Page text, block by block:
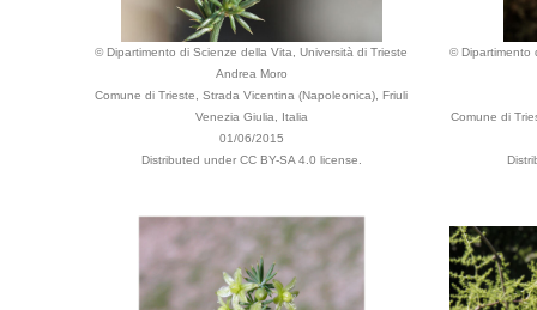
© Dipartimento di Scienze della Vita, Università di Trieste
Andrea Moro
Comune di Trieste, Strada Vicentina (Napoleonica), Friuli
Venezia Giulia, Italia
01/06/2015
Distributed under CC BY-SA 4.0 license.
© Dipartimento
Comune di